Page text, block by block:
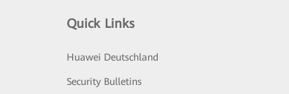
Quick Links
Huawei Deutschland
Security Bulletins